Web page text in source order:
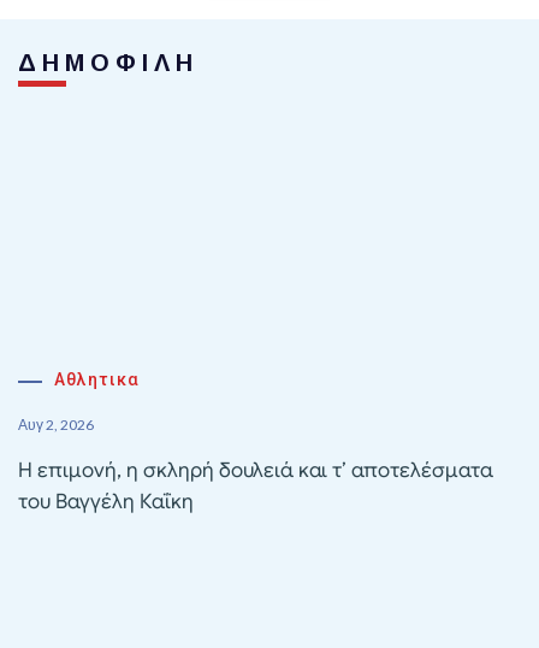
ΔΗΜΟΦΙΛΗ
Αθλητικα
Αυγ 2, 2026
Η επιμονή, η σκληρή δουλειά και τ’ αποτελέσματα
του Βαγγέλη Καΐκη